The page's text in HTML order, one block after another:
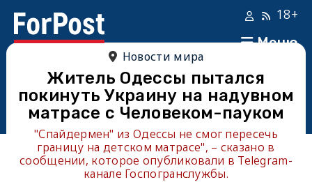
Меню
18+
Новости мира
Житель Одессы пытался
покинуть Украину на надувном
матрасе с Человеком-пауком
"Спайдермен" из Одессы не смог пересечь
границу на детском матрасе", – сказано в
сообщении, которое опубликовали в Telegram-
канале Госпогранслужбы.